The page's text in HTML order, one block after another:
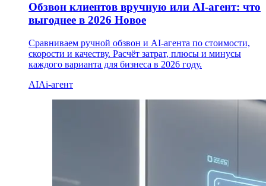
Обзвон клиентов вручную или AI-агент: что
выгоднее в 2026 Новое
Сравниваем ручной обзвон и AI-агента по стоимости,
скорости и качеству. Расчёт затрат, плюсы и минусы
каждого варианта для бизнеса в 2026 году.
AIAi-агент